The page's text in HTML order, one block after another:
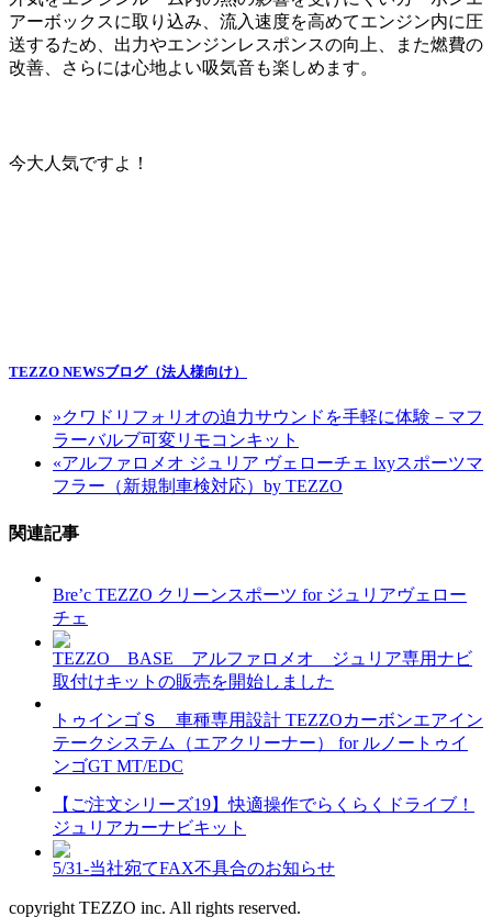
アーボックスに取り込み、流入速度を高めてエンジン内に圧
送するため、出力やエンジンレスポンスの向上、また燃費の
改善、さらには心地よい吸気音も楽しめます。
今大人気ですよ！
TEZZO NEWSブログ（法人様向け）
»クワドリフォリオの迫力サウンドを手軽に体験－マフ
ラーバルブ可変リモコンキット
«アルファロメオ ジュリア ヴェローチェ lxyスポーツマ
フラー（新規制車検対応）by TEZZO
関連記事
Bre’c TEZZO クリーンスポーツ for ジュリアヴェロー
チェ
TEZZO BASE アルファロメオ ジュリア専用ナビ
取付けキットの販売を開始しました
トゥインゴＳ 車種専用設計 TEZZOカーボンエアイン
テークシステム（エアクリーナー） for ルノートゥイ
ンゴGT MT/EDC
【ご注文シリーズ19】快適操作でらくらくドライブ！
ジュリアカーナビキット
5/31-当社宛てFAX不具合のお知らせ
copyright TEZZO inc. All rights reserved.